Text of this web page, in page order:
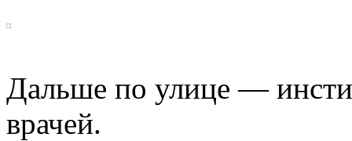
Дальше по улице —
врачей.